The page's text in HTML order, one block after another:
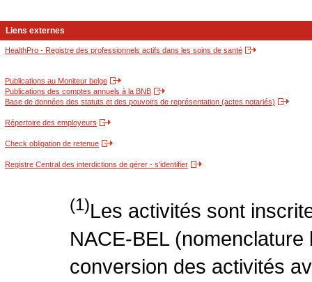
Liens externes
HealthPro - Registre des professionnels actifs dans les soins de santé
Publications au Moniteur belge
Publications des comptes annuels à la BNB
Base de données des statuts et des pouvoirs de représentation (actes notariés)
Répertoire des employeurs
Check obligation de retenue
Registre Central des interdictions de gérer - s'identifier
(1)Les activités sont
NACE-BEL
conversion des activités